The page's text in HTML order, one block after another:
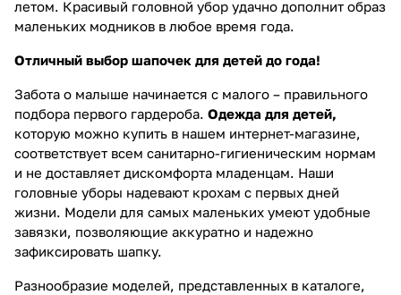
летом. Красивый головной убор удачно дополнит образ
маленьких модников в любое время года.
Отличный выбор шапочек для детей до года!
Забота о малыше начинается с малого – правильного
подбора первого гардероба. Одежда для детей,
которую можно купить в нашем интернет-магазине,
соответствует всем санитарно-гигиеническим нормам
и не доставляет дискомфорта младенцам. Наши
головные уборы надевают крохам с первых дней
жизни. Модели для самых маленьких умеют удобные
завязки, позволяющие аккуратно и надежно
зафиксировать шапку.
Разнообразие моделей, представленных в каталоге,